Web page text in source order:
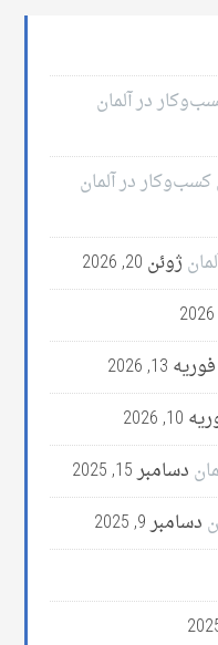
در آلمان
کسب‌وکار در آلمان
ژوئن 20, 2026
فوریه 13, 2026
2026
دسامبر 15, 2025
دسامبر 9, 2025